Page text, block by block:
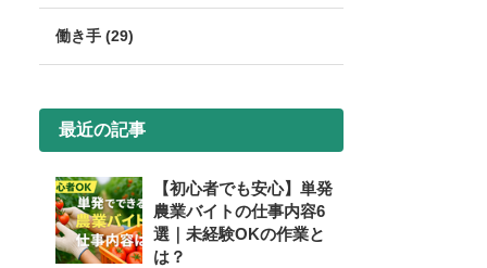
働き手 (29)
最近の記事
【初心者でも安心】単発
農業バイトの仕事内容6
選｜未経験OKの作業と
は？